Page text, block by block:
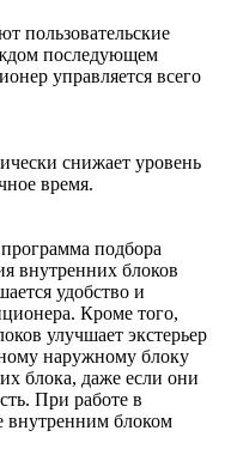
пользовательские
последующем
управляется всего
снижает уровень
время.
подбора
внутренних блоков
удобство и
Кроме того,
улучшает экстерьер
наружному блоку
блока, даже если они
При работе в
внутренним блоком